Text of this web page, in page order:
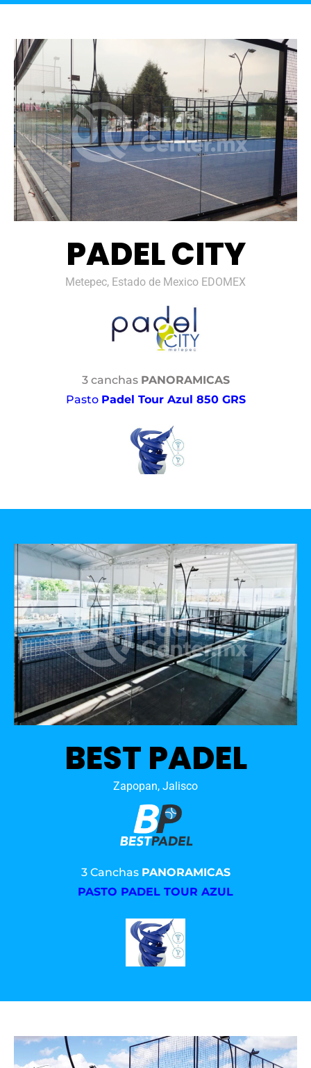
PADEL CITY
Metepec, Estado de Mexico EDOMEX
3 canchas PANORAMICAS
Pasto Padel Tour Azul 850 GRS
BEST PADEL
Zapopan, Jalisco
3 Canchas PANORAMICAS
PASTO PADEL TOUR AZUL